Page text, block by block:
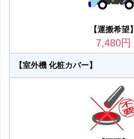
【運搬希望】
7,480円
【室外機 化粧カバー】